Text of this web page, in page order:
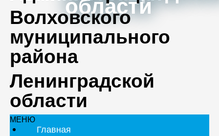
Волховского
муниципального
района
Ленинградской
области
МЕНЮ
Главная